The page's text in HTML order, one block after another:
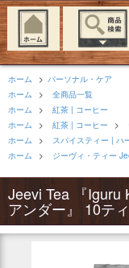
ホーム > パーソナル・ケア
ホーム
>
全商品一覧
ホーム
>
紅茶 | コーヒー
ホーム
> 紅茶 | コーヒー >
ホーム
>
スパイスティー | ハ
ホーム
> ジーヴィ・ティー
Jeevi Tea 『Iguru
アンダー』 10テ